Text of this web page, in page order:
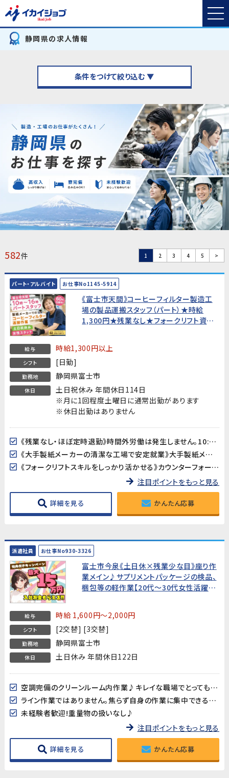
静岡県の求人情報
条件をつけて絞り込む ▼
582件 1 2 3 4 5 >
パート・アルバイト お仕事No1145-5914
《富士市天間》コーヒーフィルター製造工
場の製品運搬スタッフ（パート）★時給
1,300円★残業なし★フォークリフト資格
給与 時給1,300円以上
シフト [日勤]
勤務地 静岡県富士市
休日
土日祝休み 年間休日114日
※月に1回程度土曜日に通常出勤があります
※休日出勤はありません
《残業なし・ほぼ定時退勤》時間外労働は発生しません。10:00〜16:00のパート勤務でメリハリよく働けます。家庭やプライベートとの両立がしやすい環境です。
《大手製紙メーカーの清潔な工場で安定就業》大手製紙メーカーの工場でのお仕事です。全体空調完備のきれいな環境で、長期的に安定して働けます。
《フォークリフトスキルをしっかり活かせる》カウンターフォークリフトを使った製品運搬がメインの業務です。取り扱う製品は最大10kg程度で、体への負担も少なめです。
注目ポイントをもっと見る
詳細を見る かんたん応募
派遣社員 お仕事No930-3326
富士市今泉《土日休×残業少な目》座り作
業メイン♪サプリメントパッケージの検品、
梱包等の軽作業【20代～30代女性活躍中!
給与 時給 1,600円～2,000円
シフト [2交替] [3交替]
勤務地 静岡県富士市
休日 土日休み 年間休日122日
空調完備のクリーンルーム内作業♪キレイな職場でとっても快適♪
ライン作業ではありません。焦らず自身の作業に集中できる環境です。
未経験者歓迎!重量物の扱いなし♪
注目ポイントをもっと見る
詳細を見る かんたん応募